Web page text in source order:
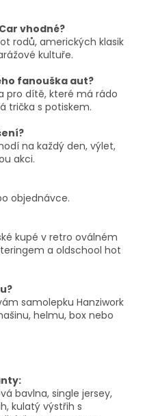
vhodné?
rodů, amerických klasik
kultuře.
fanouška aut?
pro dítě, které má rádo
trička s potiskem.
na každý den, výlet,
akci.
objednávce.
kupé v retro oválném
a oldschool hot
samolepku Hanziwork
helmu, box nebo
bavlna, single jersey,
kulatý výstřih s